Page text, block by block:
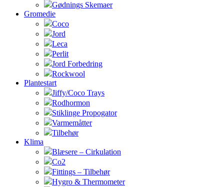
Gødnings Skemaer
Gromedie
Coco
Jord
Leca
Perlit
Jord Forbedring
Rockwool
Plantestart
Jiffy/Coco Trays
Rodhormon
Stiklinge Propogator
Varmemåtter
Tilbehør
Klima
Blæsere – Cirkulation
Co2
Fittings – Tilbehør
Hygro & Thermometer